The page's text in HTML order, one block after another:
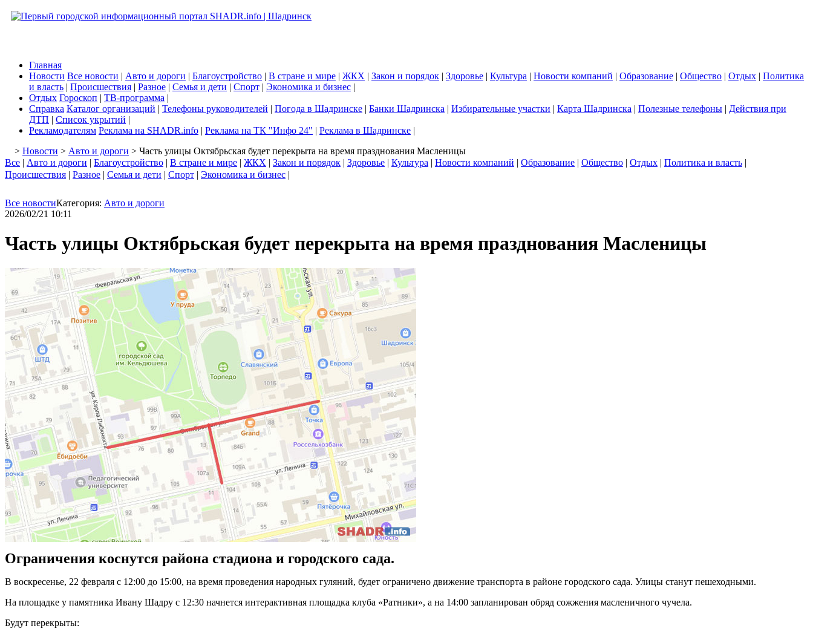
Главная
Новости Все новости | Авто и дороги | Благоустройство | В стране и мире | ЖКХ | Закон и порядок | Здоровье | Культура | Новости компаний | Образование | Общество | Отдых | Политика
и власть | Происшествия | Разное | Семья и дети | Спорт | Экономика и бизнес |
Отдых Гороскоп | ТВ-программа |
Справка Каталог организаций | Телефоны руководителей | Погода в Шадринске | Банки Шадринска | Избирательные участки | Карта Шадринска | Полезные телефоны | Действия при
ДТП | Список укрытий |
Рекламодателям Реклама на SHADR.info | Реклама на ТК "Инфо 24" | Реклама в Шадринске |
> Новости > Авто и дороги > Часть улицы Октябрьская будет перекрыта на время празднования Масленицы
Все | Авто и дороги | Благоустройство | В стране и мире | ЖКХ | Закон и порядок | Здоровье | Культура | Новости компаний | Образование | Общество | Отдых | Политика и власть |
Происшествия | Разное | Семья и дети | Спорт | Экономика и бизнес |
Все новостиКатегория: Авто и дороги
2026/02/21 10:11
Часть улицы Октябрьская будет перекрыта на время празднования Масленицы
Ограничения коснутся района стадиона и городского сада.
В воскресенье, 22 февраля с 12:00 до 15:00, на время проведения народных гуляний, будет ограничено движение транспорта в районе городского сада. Улицы станут пешеходными.
На площадке у памятника Ивану Шадру с 12:30 начнется интерактивная площадка клуба «Ратники», а на 14:00 запланирован обряд сожжения масленичного чучела.
Будут перекрыты: